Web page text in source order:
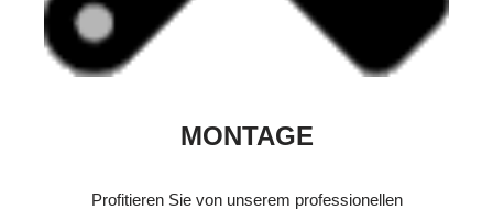
MONTAGE
Profitieren Sie von unserem professionellen